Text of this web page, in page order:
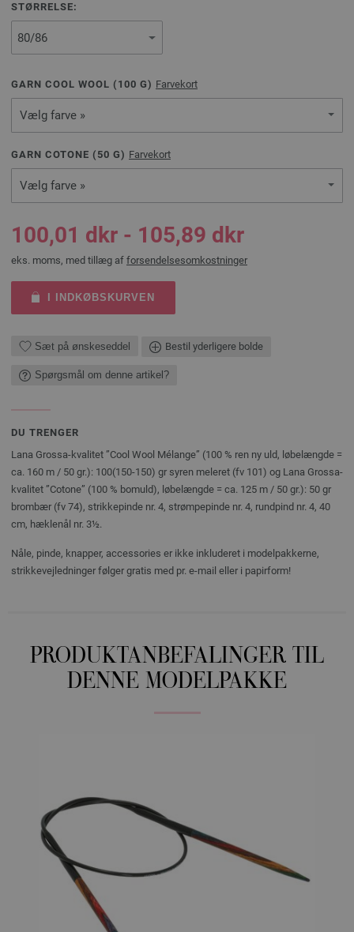
STØRRELSE:
GARN COOL WOOL ( 100 G) Farvekort
Vælg farve »
GARN COTONE ( 50 G) Farvekort
Vælg farve »
100,01 dkr - 105,89 dkr
eks. moms, med tillæg af forsendelsesomkostninger
I INDKØBSKURVEN
Sæt på ønskeseddel Bestil yderligere bolde
Spørgsmål om denne artikel?
DU TRENGER
Lana Grossa-kvalitet ”Cool Wool Mélange” (100 % ren ny uld, løbelængde =
ca. 160 m / 50 gr.): 100(150-150) gr syren meleret (fv 101) og Lana Grossa-
kvalitet ”Cotone” (100 % bomuld), løbelængde = ca. 125 m / 50 gr.): 50 gr
brombær (fv 74), strikkepinde nr. 4, strømpepinde nr. 4, rundpind nr. 4, 40
cm, hæklenål nr. 3½.
Nåle, pinde, knapper, accessories er ikke inkluderet i modelpakkerne,
strikkevejledninger følger gratis med pr. e-mail eller i papirform!
PRODUKTANBEFALINGER TIL
DENNE MODELPAKKE